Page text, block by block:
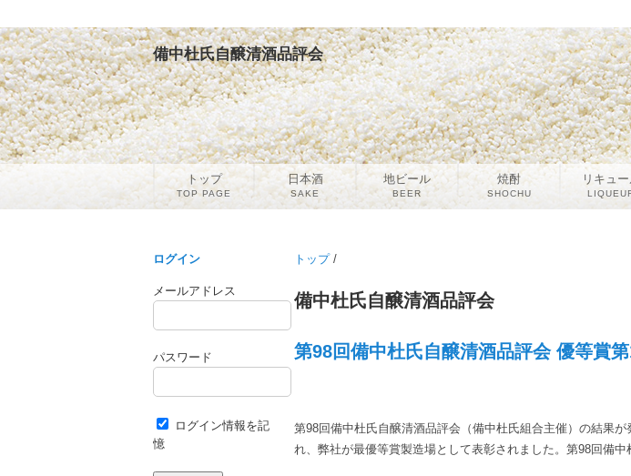
備中杜氏自醸清酒品評会
トップ/
備中杜氏自醸清酒品評会
第98回備中杜氏自醸清酒品評会 優等賞第
第98回備中杜氏自醸清酒品評会（備中杜氏組合主催）の結果
れ、弊社が最優等賞製造場として表彰されました。第98回備
ログイン
メールアドレス
パスワード
ログイン情報を記
憶
トップ
TOP PAGE
日本酒
SAKE
地ビール
BEER
焼酎
SHOCHU
リキュ